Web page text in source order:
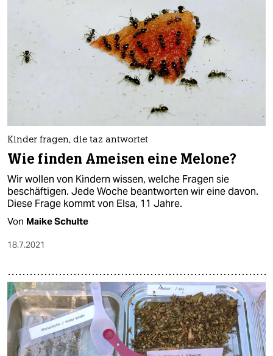
Kinder fragen, die taz antwortet
Wie finden Ameisen eine Melone?
Wir wollen von Kindern wissen, welche Fragen sie
beschäftigen. Jede Woche beantworten wir eine davon.
Diese Frage kommt von Elsa, 11 Jahre.
Von Maike Schulte
18.7.2021